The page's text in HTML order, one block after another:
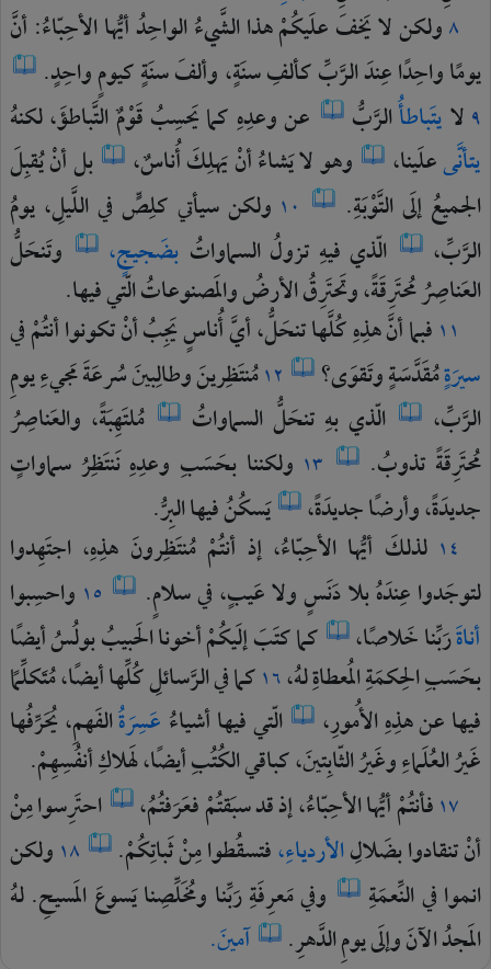
٨ولكنلايَخفَعلَيكُمْهذاالشَّيءُالواحِدُأيُّهاالأحِبّاءُ:أنَّ
يومًاواحِدًاعِندَالرَّبِّكألفِسنَةٍ،وألفَسنَةٍكيومٍواحِدٍ.
٩ لايتَباطأُالرَّبُّ عنوعدِهِكمايَحسِبُقَوْمٌالتَّباطؤَ،لكنهُ
يتأنَّىعلَينا، وهولايَشاءُأنْيَهلِكَأُناسٌ، بلأنْيُقبِلَ
الجميعُإلَىالتَّوْبَةِ. ١٠ ولكنسيأتيكلِصٍّفياللَّيلِ،يومُ
الرَّبِّ،
الّذيفيهِ تزولُالسماواتُ بضَجيجٍ، وتَنحَلُّ
العَناصِرُمُحتَرِقَةً،وتَحتَرِقُالأرضُوالمَصنوعاتُالّتيفيها.
١١ فبماأنَّهذِهِكُلَّهاتنحَلُّ،أيَّأُناسٍيَجِبُأنْتكونواأنتُمْفي
سيرَةٍمُقَدَّسَةٍوتَقوَى؟ ١٢مُنتَظِرينَوطالِبينَسُرعَةَمَجيءِيومِ
الرَّبِّ،
الّذيبهِ تنحَلُّالسماواتُ مُلتَهِبَةً، والعَناصِرُ
مُحتَرِقَةً تذوبُ. ١٣ ولكننابحَسَبِ وعدِهِنَنتَظِرُسماواتٍ
جديدَةً،وأرضًاجديدَةً، يَسكُنُفيهاالبِرُّ.
١٤ لذلكَ أيُّهاالأحِبّاءُ،إذ أنتُمْمُنتَظِرونَ هذِهِ، اجتَهِدوا
لتوجَدواعِندَهُبلادَنَسٍولاعَيبٍ،فيسلامٍ. ١٥ واحسِبوا
أناةَرَبِّناخَلاصًا، كماكتَبَإلَيكُمْأخوناالحَبيبُبولُسُأيضًا
بحَسَبِالحِكمَةِالمُعطاةِلهُ،١٦كمافيالرَّسائلِكُلِّهاأيضًا،مُتَكلِّمًا
فيهاعنهذِهِالأُمورِ، الّتيفيهاأشياءُعَسِرَةُالفَهمِ،يُحَرِّفُها
غَيرُالعُلَماءِوغَيرُالثّابِتينَ،كباقيالكُتُبِأيضًا،لهَلاكِأنفُسِهِمْ.
١٧فأنتُمْأيُّهاالأحِبّاءُ،إذقدسبَقتُمْفعَرَفتُمُ، احتَرِسوامِنْ
أنْتنقادوابضَلالِالأردياءِ،فتسقُطوامِنْثَباتِكُمْ. ١٨ ولكن
انموافيالنِّعمَةِ وفيمَعرِفَةِرَبِّناومُخَلِّصِنايَسوعَالمَسيحِ.لهُ
المَجدُالآنَوإلَىيومِالدَّهرِ. آمينَ.